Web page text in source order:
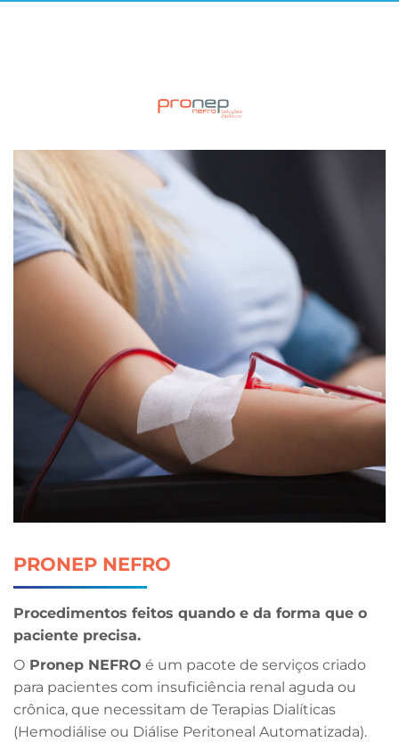
PRONEP NEFRO
Procedimentos feitos quando e da forma que o
paciente precisa.
O Pronep NEFRO é um pacote de serviços criado
para pacientes com insuficiência renal aguda ou
crônica, que necessitam de Terapias Dialíticas
(Hemodiálise ou Diálise Peritoneal Automatizada).